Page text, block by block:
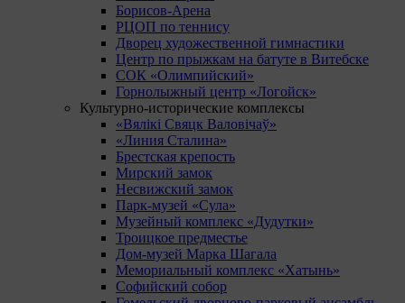
Борисов-Арена
РЦОП по теннису
Дворец художественной гимнастики
Центр по прыжкам на батуте в Витебске
СОК «Олимпийский»
Горнолыжный центр «Логойск»
Культурно-исторические комплексы
«Вялікі Свяцк Валовічаў»
«Линия Сталина»
Брестская крепость
Мирский замок
Несвижский замок
Парк-музей «Сула»
Музейный комплекс «Дудутки»
Троицкое предместье
Дом-музей Марка Шагала
Мемориальный комплекс «Хатынь»
Софийский собор